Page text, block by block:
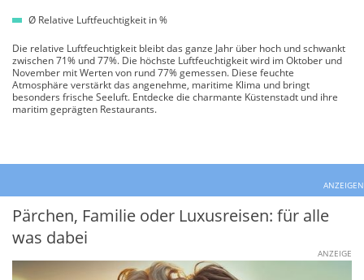
Ø Relative Luftfeuchtigkeit in %
Die relative Luftfeuchtigkeit bleibt das ganze Jahr über hoch und schwankt
zwischen 71% und 77%. Die höchste Luftfeuchtigkeit wird im Oktober und
November mit Werten von rund 77% gemessen. Diese feuchte
Atmosphäre verstärkt das angenehme, maritime Klima und bringt
besonders frische Seeluft. Entdecke die charmante Küstenstadt und ihre
maritim geprägten Restaurants.
ANZEIGEN
Pärchen, Familie oder Luxusreisen: für alle
was dabei
ANZEIGE